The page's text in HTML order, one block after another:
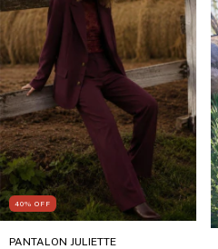
40% OFF
PANTALON JULIETTE